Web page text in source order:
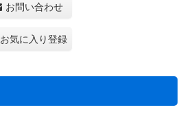
お問い合わせ
お気に入り登録